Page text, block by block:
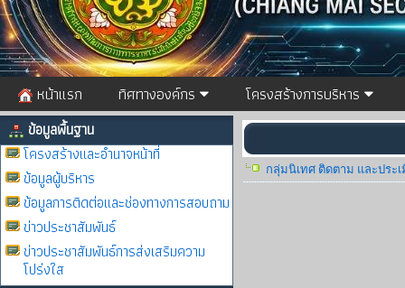
หน้าแรก ทิศทางองค์กร โครงสร้างการบริหาร
ข้อมูลพื้นฐาน
โครงสร้างและอำนาจหน้าที่
ข้อมูลผู้บริหาร
ข้อมูลการติดต่อและช่องทางการสอบถาม
ข่าวประชาสัมพันธ์
ข่าวประชาสัมพันธ์การส่งเสริมความ
โปร่งใส
กลุ่มนิเทศ ติดตาม และประ